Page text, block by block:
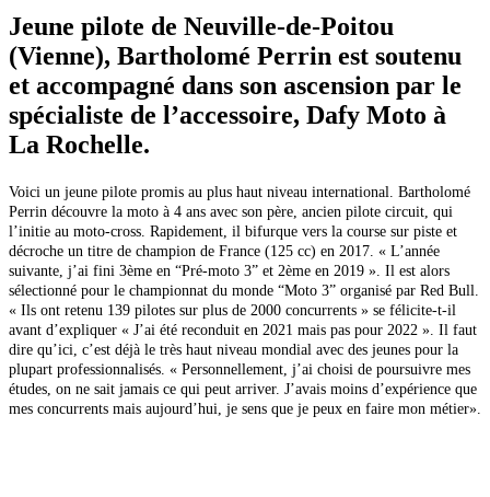
Jeune pilote de Neuville-de-Poitou
(Vienne), Bartholomé Perrin est soutenu
et accompagné dans son ascension par le
spécialiste de l’accessoire, Dafy Moto à
La Rochelle.
Voici un jeune pilote promis au plus haut niveau international. Bartholomé
Perrin découvre la moto à 4 ans avec son père, ancien pilote circuit, qui
l’initie au moto-cross. Rapidement, il bifurque vers la course sur piste et
décroche un titre de champion de France (125 cc) en 2017. « L’année
suivante, j’ai fini 3ème en “Pré-moto 3” et 2ème en 2019 ». Il est alors
sélectionné pour le championnat du monde “Moto 3” organisé par Red Bull.
« Ils ont retenu 139 pilotes sur plus de 2000 concurrents » se félicite-t-il
avant d’expliquer « J’ai été reconduit en 2021 mais pas pour 2022 ». Il faut
dire qu’ici, c’est déjà le très haut niveau mondial avec des jeunes pour la
plupart professionnalisés. « Personnellement, j’ai choisi de poursuivre mes
études, on ne sait jamais ce qui peut arriver. J’avais moins d’expérience que
mes concurrents mais aujourd’hui, je sens que je peux en faire mon métier».